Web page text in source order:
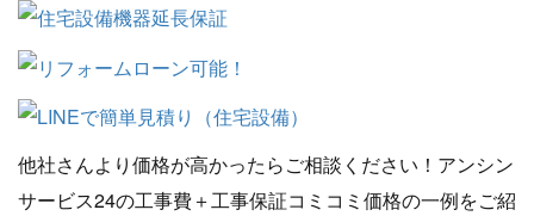
他社さんより価格が高かったらご相談ください！アンシン
サービス24の工事費＋工事保証コミコミ価格の一例をご紹